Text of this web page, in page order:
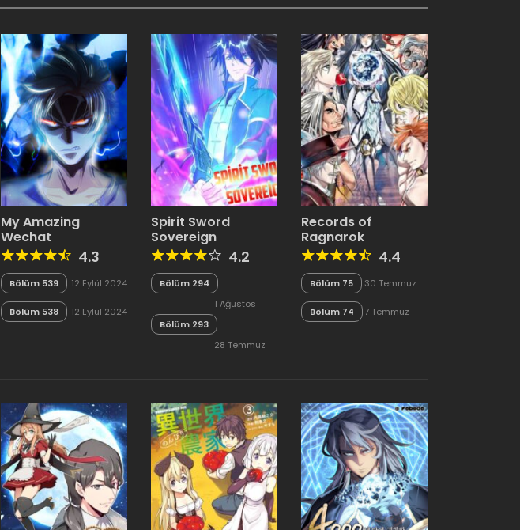
My Amazing
Wechat
4.3
Bölüm 539 12 Eylül 2024
Bölüm 538 12 Eylül 2024
Spirit Sword
Sovereign
4.2
Bölüm 294
1 Ağustos
2024
Bölüm 293
28 Temmuz
Records of
Ragnarok
4.4
Bölüm 75
30 Temmuz
Bölüm 74
7 Temmuz